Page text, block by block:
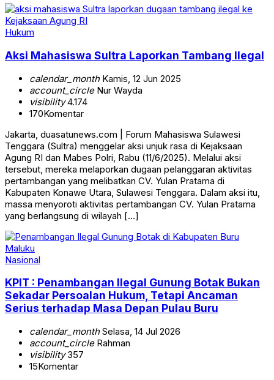
Hukum
Aksi Mahasiswa Sultra Laporkan Tambang Ilegal
calendar_monthKamis, 12 Jun 2025
account_circleNur Wayda
visibility4.174
170Komentar
Jakarta, duasatunews.com | Forum Mahasiswa Sulawesi
Tenggara (Sultra) menggelar aksi unjuk rasa di Kejaksaan
Agung RI dan Mabes Polri, Rabu (11/6/2025). Melalui aksi
tersebut, mereka melaporkan dugaan pelanggaran aktivitas
pertambangan yang melibatkan CV. Yulan Pratama di
Kabupaten Konawe Utara, Sulawesi Tenggara. Dalam aksi itu,
massa menyoroti aktivitas pertambangan CV. Yulan Pratama
yang berlangsung di wilayah […]
Nasional
KPIT : Penambangan Ilegal Gunung Botak Bukan
Sekadar Persoalan Hukum, Tetapi Ancaman
Serius terhadap Masa Depan Pulau Buru
calendar_monthSelasa, 14 Jul 2026
account_circleRahman
visibility357
15Komentar